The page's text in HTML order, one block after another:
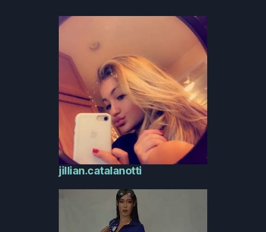
jillian.catalanotti